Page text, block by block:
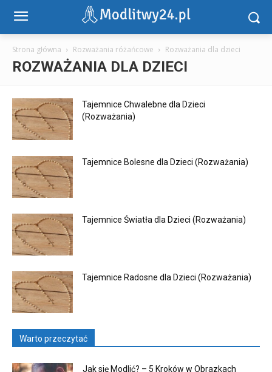
Strona główna Rozważania różańcowe Rozważania dla dzieci
ROZWAŻANIA DLA DZIECI
Tajemnice Chwalebne dla Dzieci
(Rozważania)
Tajemnice Bolesne dla Dzieci (Rozważania)
Tajemnice Światła dla Dzieci (Rozważania)
Tajemnice Radosne dla Dzieci (Rozważania)
Warto przeczytać
Jak się Modlić? – 5 Kroków w Obrazkach